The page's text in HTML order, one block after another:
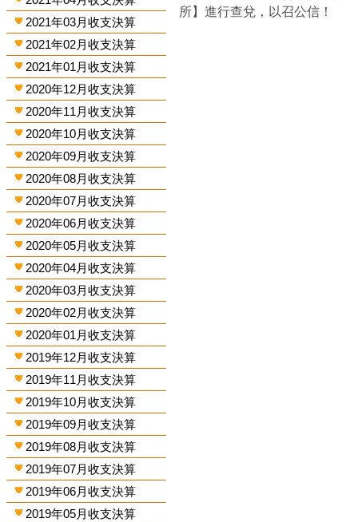
2021年03月收支決算
2021年02月收支決算
2021年01月收支決算
2020年12月收支決算
2020年11月收支決算
2020年10月收支決算
2020年09月收支決算
2020年08月收支決算
2020年07月收支決算
2020年06月收支決算
2020年05月收支決算
2020年04月收支決算
2020年03月收支決算
2020年02月收支決算
2020年01月收支決算
2019年12月收支決算
2019年11月收支決算
2019年10月收支決算
2019年09月收支決算
2019年08月收支決算
2019年07月收支決算
2019年06月收支決算
2019年05月收支決算
所】進行查兌，以召公信！